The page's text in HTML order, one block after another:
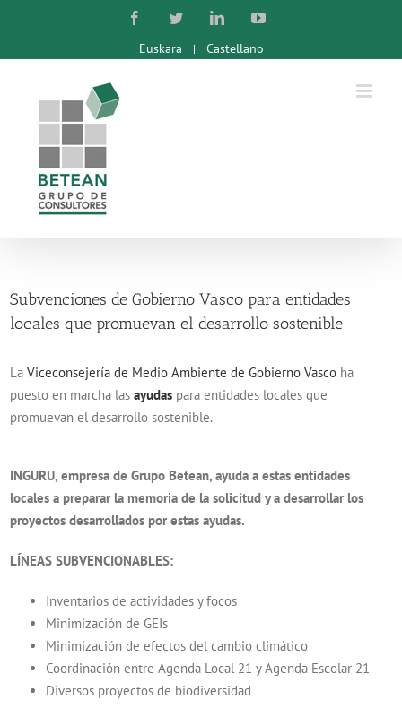
content
FacebookTwitterLinkedInYouTube
Euskara Castellano
Subvenciones de Gobierno Vasco para entidades
locales que promuevan el desarrollo sostenible
LaViceconsejería de Medio Ambiente de Gobierno Vasco ha
puesto en marcha lasayudas para entidades locales que
promuevan el desarrollo sostenible.
INGURU, empresa de Grupo Betean, ayuda a estas entidades
locales a preparar la memoria de la solicitud y a desarrollar los
proyectos desarrollados por estas ayudas.
LÍNEAS SUBVENCIONABLES:
Inventarios de actividades y focos
Minimización de GEIs
Minimización de efectos del cambio climático
Coordinación entre Agenda Local 21 y Agenda Escolar 21
Diversos proyectos de biodiversidad